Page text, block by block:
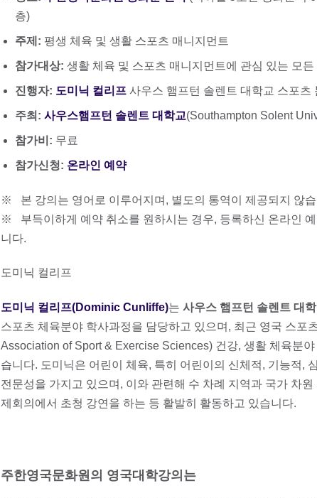
층)
주제: 평생 체육 및 생활 스포츠 매니지먼트
참가대상: 생활 체육 및 스포츠 매니지먼트에 관심 있는 모든
진행자: 도미닉 컬리프 사우스 햄프턴 솔렌트 대학교 스포츠
주최: 사우스햄프턴 솔렌트 대학교(Southampton Solent
참가비: 무료
참가신청: 온라인 예약
※ 본 강의는 영어로 이루어지며, 별도의 통역이 제공되지 않
※ 부득이하게 예약 취소를 원하시는 경우, 등록하신 온라인
니다.
도미닉 컬리프
도미닉 컬리프(Dominic Cunliffe)는 사우스 햄프턴 솔렌트 대
스포츠 체육분야 학사과정을 담당하고 있으며, 최근 영국 스포
Association of Sport & Exercise Sciences) 건강, 생활 체육분
습니다. 도미닉은 어린이 체육, 특히 어린이의 신체적, 기능적,
전문성을 가지고 있으며, 이와 관련해 수 차례 지역과 국가 차
제회의에서 초청 강연을 하는 등 활발히 활동하고 있습니다.
주한영국문화원의 영국대학강의는